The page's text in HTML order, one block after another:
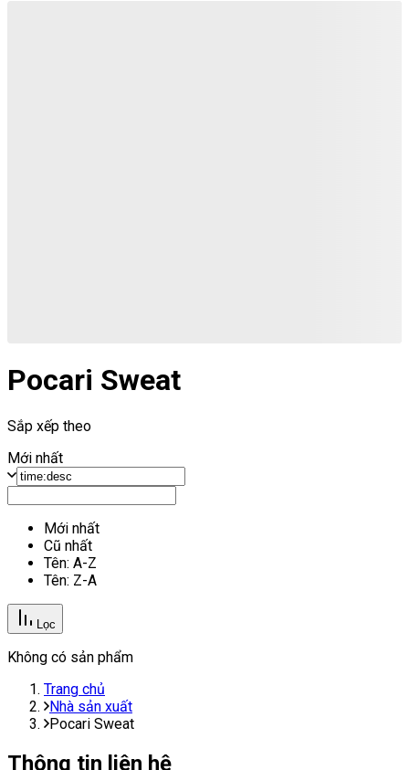
Pocari Sweat
Sắp xếp theo
Mới nhất
Mới nhất
Cũ nhất
Tên: A-Z
Tên: Z-A
Lọc
Không có sản phẩm
Trang chủ
Nhà sản xuất
Pocari Sweat
Thông tin liên hệ